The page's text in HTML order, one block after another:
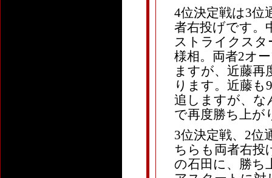
4位決定戦は3位
者右投げです。
ストライクスタ
様相。両者2オ
ますが、近藤再
ります。近藤
追しますが、な
で再度勝ち上が
3位決定戦、2位
ちらも両者右投
の石田に、勝ち